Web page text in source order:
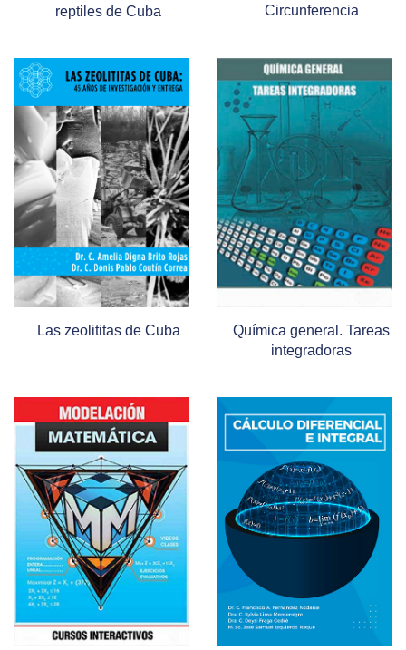
reptiles de Cuba
Circunferencia
Las zeolititas de Cuba
Química general. Tareas
integradoras